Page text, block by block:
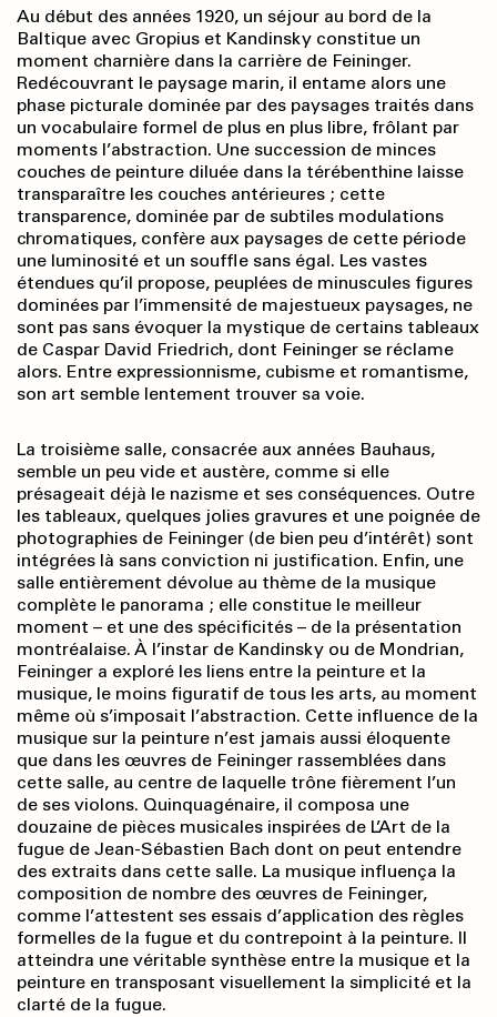
Au début des années 1920, un séjour au bord de la
Baltique avec Gropius et Kandinsky constitue un
moment charnière dans la carrière de Feininger.
Redécouvrant le paysage marin, il entame alors une
phase picturale dominée par des paysages traités dans
un vocabulaire formel de plus en plus libre, frôlant par
moments l’abstraction. Une succession de minces
couches de peinture diluée dans la térébenthine laisse
transparaître les couches antérieures ; cette
transparence, dominée par de subtiles modulations
chromatiques, confère aux paysages de cette période
une luminosité et un souffle sans égal. Les vastes
étendues qu’il propose, peuplées de minuscules figures
dominées par l’immensité de majestueux paysages, ne
sont pas sans évoquer la mystique de certains tableaux
de Caspar David Friedrich, dont Feininger se réclame
alors. Entre expressionnisme, cubisme et romantisme,
son art semble lentement trouver sa voie.
La troisième salle, consacrée aux années Bauhaus,
semble un peu vide et austère, comme si elle
présageait déjà le nazisme et ses conséquences. Outre
les tableaux, quelques jolies gravures et une poignée de
photographies de Feininger (de bien peu d’intérêt) sont
intégrées là sans conviction ni justification. Enfin, une
salle entièrement dévolue au thème de la musique
complète le panorama ; elle constitue le meilleur
moment – et une des spécificités – de la présentation
montréalaise. À l’instar de Kandinsky ou de Mondrian,
Feininger a exploré les liens entre la peinture et la
musique, le moins figuratif de tous les arts, au moment
même où s’imposait l’abstraction. Cette influence de la
musique sur la peinture n’est jamais aussi éloquente
que dans les œuvres de Feininger rassemblées dans
cette salle, au centre de laquelle trône fièrement l’un
de ses violons. Quinquagénaire, il composa une
douzaine de pièces musicales inspirées de L’Art de la
fugue de Jean-Sébastien Bach dont on peut entendre
des extraits dans cette salle. La musique influença la
composition de nombre des œuvres de Feininger,
comme l’attestent ses essais d’application des règles
formelles de la fugue et du contrepoint à la peinture. Il
atteindra une véritable synthèse entre la musique et la
peinture en transposant visuellement la simplicité et la
clarté de la fugue.